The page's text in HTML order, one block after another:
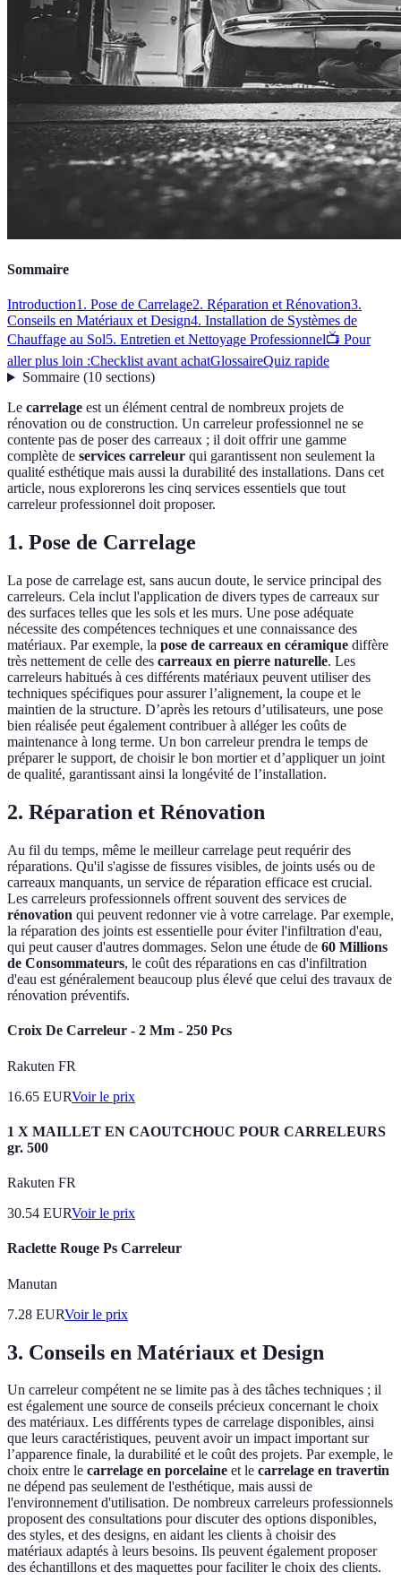
Sommaire
Introduction1. Pose de Carrelage2. Réparation et Rénovation3.
Conseils en Matériaux et Design4. Installation de Systèmes de
Chauffage au Sol5. Entretien et Nettoyage Professionnel📺 Pour
aller plus loin :Checklist avant achatGlossaireQuiz rapide
Sommaire(10 sections)
Le carrelage est un élément central de nombreux projets de
rénovation ou de construction. Un carreleur professionnel ne se
contente pas de poser des carreaux ; il doit offrir une gamme
complète de services carreleur qui garantissent non seulement la
qualité esthétique mais aussi la durabilité des installations. Dans cet
article, nous explorerons les cinq services essentiels que tout
carreleur professionnel doit proposer.
1. Pose de Carrelage
La pose de carrelage est, sans aucun doute, le service principal des
carreleurs. Cela inclut l'application de divers types de carreaux sur
des surfaces telles que les sols et les murs. Une pose adéquate
nécessite des compétences techniques et une connaissance des
matériaux. Par exemple, la pose de carreaux en céramique diffère
très nettement de celle des carreaux en pierre naturelle. Les
carreleurs habitués à ces différents matériaux peuvent utiliser des
techniques spécifiques pour assurer l’alignement, la coupe et le
maintien de la structure. D’après les retours d’utilisateurs, une pose
bien réalisée peut également contribuer à alléger les coûts de
maintenance à long terme. Un bon carreleur prendra le temps de
préparer le support, de choisir le bon mortier et d’appliquer un joint
de qualité, garantissant ainsi la longévité de l’installation.
2. Réparation et Rénovation
Au fil du temps, même le meilleur carrelage peut requérir des
réparations. Qu'il s'agisse de fissures visibles, de joints usés ou de
carreaux manquants, un service de réparation efficace est crucial.
Les carreleurs professionnels offrent souvent des services de
rénovation qui peuvent redonner vie à votre carrelage. Par exemple,
la réparation des joints est essentielle pour éviter l'infiltration d'eau,
qui peut causer d'autres dommages. Selon une étude de 60 Millions
de Consommateurs, le coût des réparations en cas d'infiltration
d'eau est généralement beaucoup plus élevé que celui des travaux de
rénovation préventifs.
Croix De Carreleur - 2 Mm - 250 Pcs
Rakuten FR
16.65 EURVoir le prix
1 X MAILLET EN CAOUTCHOUC POUR CARRELEURS
gr. 500
Rakuten FR
30.54 EURVoir le prix
Raclette Rouge Ps Carreleur
Manutan
7.28 EURVoir le prix
3. Conseils en Matériaux et Design
Un carreleur compétent ne se limite pas à des tâches techniques ; il
est également une source de conseils précieux concernant le choix
des matériaux. Les différents types de carrelage disponibles, ainsi
que leurs caractéristiques, peuvent avoir un impact important sur
l’apparence finale, la durabilité et le coût des projets. Par exemple, le
choix entre le carrelage en porcelaine et le carrelage en travertin
ne dépend pas seulement de l'esthétique, mais aussi de
l'environnement d'utilisation. De nombreux carreleurs professionnels
proposent des consultations pour discuter des options disponibles,
des styles, et des designs, en aidant les clients à choisir des
matériaux adaptés à leurs besoins. Ils peuvent également proposer
des échantillons et des maquettes pour faciliter le choix des clients.